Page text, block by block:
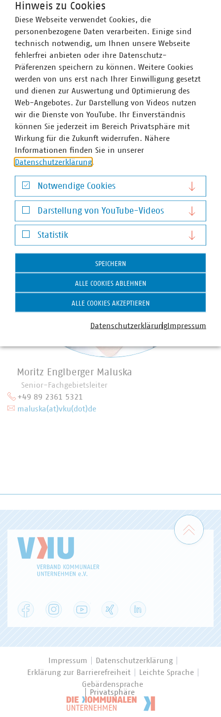
Zukunft“ diskutieren wir bei unserer VKU-
Landesversammlung am 28. und 29. September aktuelle
Herausforderungen und Chancen für kommunale
Unternehmen in Bayern. Diese reichen von der
Transformation und der Resilienz bis hin zu Finanzierung
und der Zukunft der Wasserversorgung. Hochkarätige
Impulse aus Wirtschaft, Wissenschaft und Politik sowie
spannende Diskussionen erwarten Sie.
Ansprechpartner
Moritz Englberger Maluska
Senior-Fachgebietsleiter
+49 89 2361 5321
maluska(at)vku(dot)de
Zum
Facebook Instagram YouTube
Impressum
Datenschutzerklärung
Erklärung zur Barrierefreiheit
Leichte Sprache
Gebärdensprache
Privatsphäre
Hinweis zu Cookies
Diese Webseite verwendet Cookies, die
personenbezogene Daten verarbeiten. Einige sind
technisch notwendig, um Ihnen unsere Webseite
fehlerfrei anbieten oder ihre Datenschutz-
Präferenzen speichern zu können. Weitere Cookies
werden von uns erst nach Ihrer Einwilligung gesetzt
und dienen zur Auswertung und Optimierung des
Web-Angebotes. Zur Darstellung von Videos nutzen
wir die Dienste von YouTube. Ihr Einverständnis
können Sie jederzeit im Bereich Privatsphäre mit
Wirkung für die Zukunft widerrufen. Nähere
Informationen finden Sie in unserer
Datenschutzerklärung.
Notwendige Cookies
Notwendige Cookies
Darstellung von YouTube-Videos
Darstellung von YouTube-Videos
Statistik
Statistik
SPEICHERN
ALLE COOKIES ABLEHNEN
ALLE COOKIES AKZEPTIEREN
DatenschutzerklärungImpressum